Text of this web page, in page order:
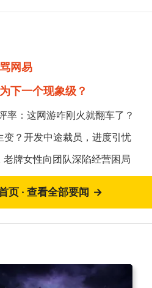
网易
下一个现象级？
率：这网游咋刚火就翻车了？
？开发中途裁员，进度引忧
牌女性向团队深陷经营困局
页 · 查看全部要闻 →